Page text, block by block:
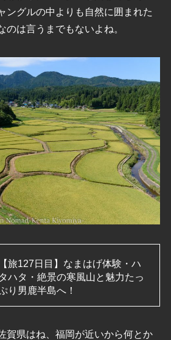
ングルの中よりも自然に囲まれた
のは言うまでもないよね。
【旅127日目】なまはげ体験・ハ
タハタ・絶景の寒風山と魅力たっ
り男鹿半島へ！
賀県はね、福岡が近いから何とか